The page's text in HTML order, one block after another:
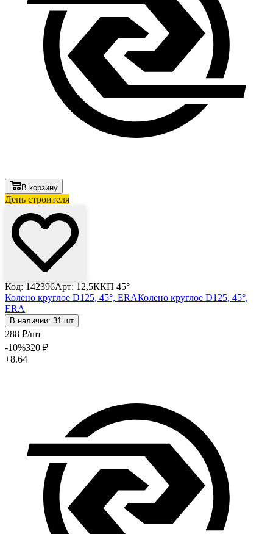
В корзину
День строителя
Код: 142396Арт: 12,5ККП 45°
Колено круглое D125, 45°, ERAКолено круглое D125, 45°,
ERA
В наличии: 31 шт
288 ₽/шт
-10%320 ₽
+8.64